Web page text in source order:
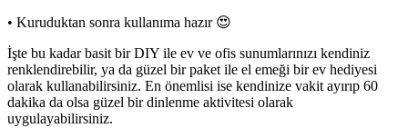
• Kuruduktan sonra kullanıma hazır 😍
İşte bu kadar basit bir DIY ile ev ve ofis sunumlarınızı kendiniz
renklendirebilir, ya da güzel bir paket ile el emeği bir ev hediyesi
olarak kullanabilirsiniz. En önemlisi ise kendinize vakit ayırıp 60
dakika da olsa güzel bir dinlenme aktivitesi olarak
uygulayabilirsiniz.